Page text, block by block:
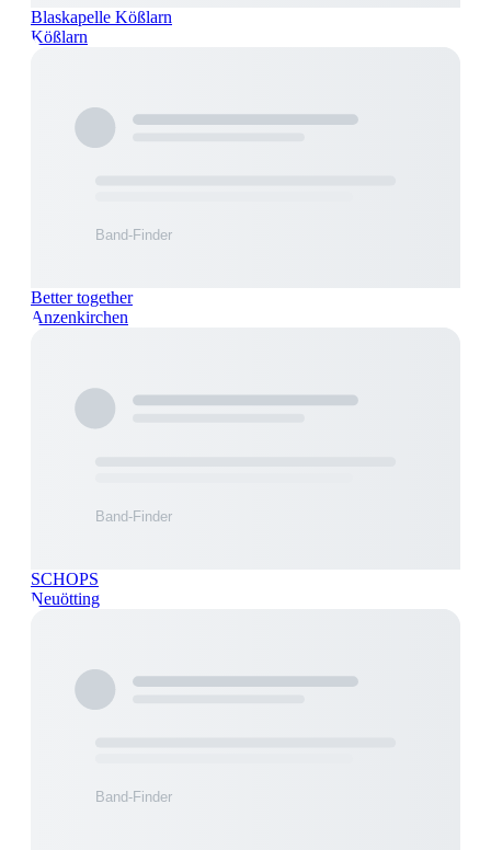
Blaskapelle Kößlarn
Kößlarn
Better together
Anzenkirchen
SCHOPS
Neuötting